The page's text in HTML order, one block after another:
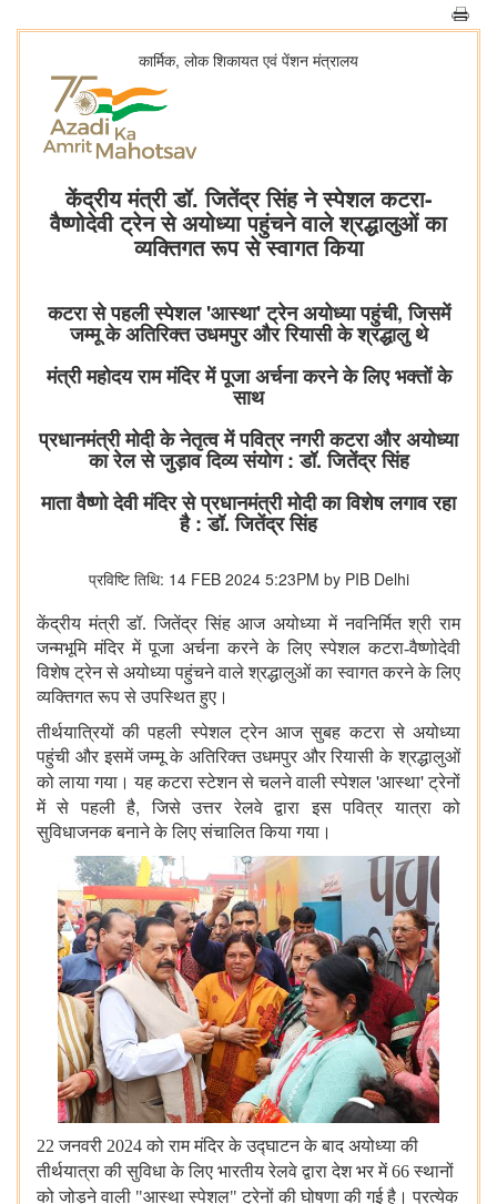
कार्मिक, लोक शिकायत एवं पेंशन मंत्रालय
केंद्रीय मंत्री डॉ. जितेंद्र सिंह ने स्पेशल कटरा-
वैष्णोदेवी ट्रेन से अयोध्या पहुंचने वाले श्रद्धालुओं का
व्यक्तिगत रूप से स्वागत किया
कटरा से पहली स्पेशल 'आस्था' ट्रेन अयोध्या पहुंची, जिसमें
जम्मू के अतिरिक्त उधमपुर और रियासी के श्रद्धालु थे
मंत्री महोदय राम मंदिर में पूजा अर्चना करने के लिए भक्तों के
साथ
प्रधानमंत्री मोदी के नेतृत्व में पवित्र नगरी कटरा और अयोध्या
का रेल से जुड़ाव दिव्य संयोग : डॉ. जितेंद्र सिंह
माता वैष्णो देवी मंदिर से प्रधानमंत्री मोदी का विशेष लगाव रहा
है : डॉ. जितेंद्र सिंह
प्रविष्टि तिथि: 14 FEB 2024 5:23PM by PIB Delhi
केंद्रीय मंत्री डॉ. जितेंद्र सिंह आज अयोध्या में नवनिर्मित श्री राम
जन्मभूमि मंदिर में पूजा अर्चना करने के लिए स्पेशल कटरा-वैष्णोदेवी
विशेष ट्रेन से अयोध्या पहुंचने वाले श्रद्धालुओं का स्वागत करने के लिए
व्यक्तिगत रूप से उपस्थित हुए।
तीर्थयात्रियों की पहली स्पेशल ट्रेन आज सुबह कटरा से अयोध्या
पहुंची और इसमें जम्मू के अतिरिक्त उधमपुर और रियासी के श्रद्धालुओं
को लाया गया। यह कटरा स्टेशन से चलने वाली स्पेशल 'आस्था'ट्रेनों
में से पहली है,जिसे उत्तर रेलवे द्वारा इस पवित्र यात्रा को
सुविधाजनक बनाने के लिए संचालित किया गया।
22 जनवरी 2024 को राम मंदिर के उद्घाटन के बाद अयोध्या की
तीर्थयात्रा की सुविधा के लिए भारतीय रेलवे द्वारा देश भर में 66 स्थानों
को जोड़ने वाली "आस्था स्पेशल" ट्रेनों की घोषणा की गई है। प्रत्येक